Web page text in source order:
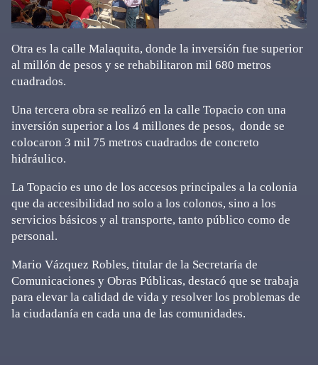
Otra es la calle Malaquita, donde la inversión fue superior
al millón de pesos y se rehabilitaron mil 680 metros
cuadrados.
Una tercera obra se realizó en la calle Topacio con una
inversión superior a los 4 millones de pesos, donde se
colocaron 3 mil 75 metros cuadrados de concreto
hidráulico.
La Topacio es uno de los accesos principales a la colonia
que da accesibilidad no solo a los colonos, sino a los
servicios básicos y al transporte, tanto público como de
personal.
Mario Vázquez Robles, titular de la Secretaría de
Comunicaciones y Obras Públicas, destacó que se trabaja
para elevar la calidad de vida y resolver los problemas de
la ciudadanía en cada una de las comunidades.